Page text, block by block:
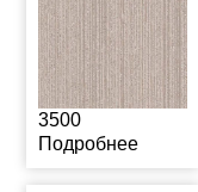
3500
Подробнее